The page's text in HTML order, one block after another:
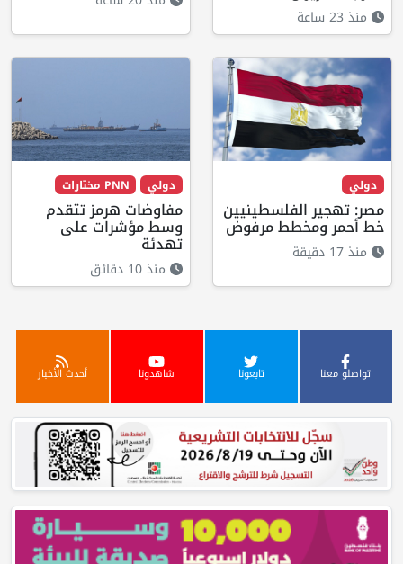
منذ 23 ساعة
دولي
مصر: تهجير الفلسطينيين
خط أحمر ومخطط مرفوض
منذ 17 دقيقة
دولي PNN مختارات
مفاوضات هرمز تتقدم
وسط مؤشرات على
تهدئة
منذ 10 دقائق
تواصلو معنا تابعونا شاهدونا أحدث الأخبار